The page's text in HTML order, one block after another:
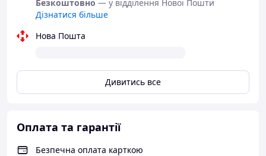
особливої чутливості, водночас надійно захищають
шкірні покриви від впливу агресивних хімічних
речовин. Латексні рукавички призначені для
діагностичних оглядів, медичних і косметологічних
людей у разі несприятливої епідеміологічної ситуації.
Попри альтернативні варіанти (нітрилові рукавички,
Безкоштовно — у відділення Нової Пошти
Дізнатися більше
Нова Пошта
Дивитись все
Оплата та гарантії
Безпечна оплата карткою